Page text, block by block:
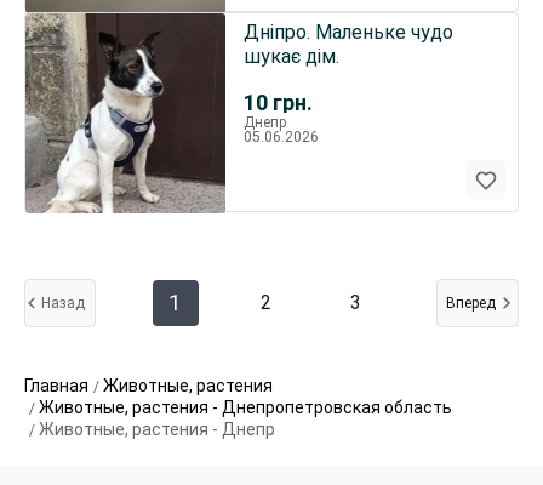
10 грн.
Дніпро. Маленьке чудо
шукає дім.
Днепр
05.06.2026
Назад 1 2 3 Вперед
Главная
Животные, растения
Животные, растения - Днепропетровская область
Животные, растения - Днепр